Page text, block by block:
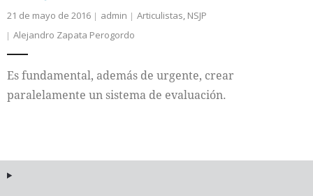
21 de mayo de 2016 admin Articulistas, NSJP
Alejandro Zapata Perogordo
Es fundamental, además de urgente, crear
paralelamente un sistema de evaluación.